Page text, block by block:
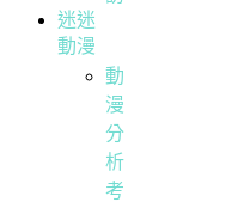
迷迷
動漫
動
漫
分
析
考